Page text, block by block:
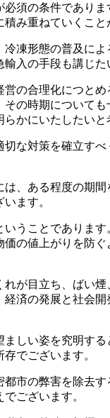
須の条件であり
み重ねていくこと
凍形態の普及に
入の手段も講じた
の合理化につと
の時期について
かにいたしたいと
な対策を確立す
、ある程度の期
ます。
うことでありま
の値上がりを防
が目立ち、ばい
済の発展と社会
しい姿を究明す
でございます。
市の弊害を除去す
ございます。